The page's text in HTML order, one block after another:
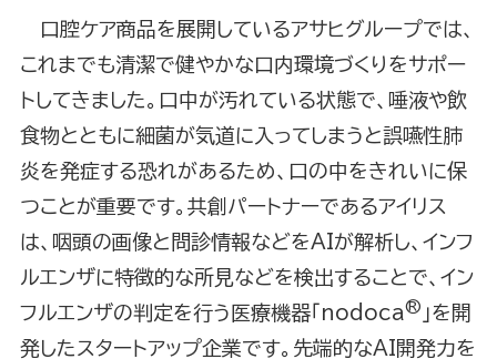
口腔ケア商品を展開しているアサヒグループでは、
これまでも清潔で健やかな口内環境づくりをサポー
トしてきました。口中が汚れている状態で、唾液や飲
食物とともに細菌が気道に入ってしまうと誤嚥性肺
炎を発症する恐れがあるため、口の中をきれいに保
つことが重要です。共創パートナーであるアイリス
は、咽頭の画像と問診情報などをAIが解析し、インフ
ルエンザに特徴的な所見などを検出することで、イン
フルエンザの判定を行う医療機器「nodoca® 」を開
発したスタートアップ企業です。先端的なAI開発力を